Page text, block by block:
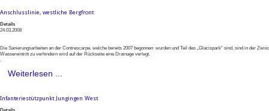
Anschlusslinie, westliche Bergfront
Details
24.03.2008
Die Sanierungsarbeiten an der Contrescarpe, welche bereits 2007 begonnen wurden und Teil des „Glacispark“ sind, sind in der
Wassereintritt zu verhindern wird auf der Rückseite eine Drainage verlegt.
.
Weiterlesen ...
Infanteriestützpunkt Jungingen West